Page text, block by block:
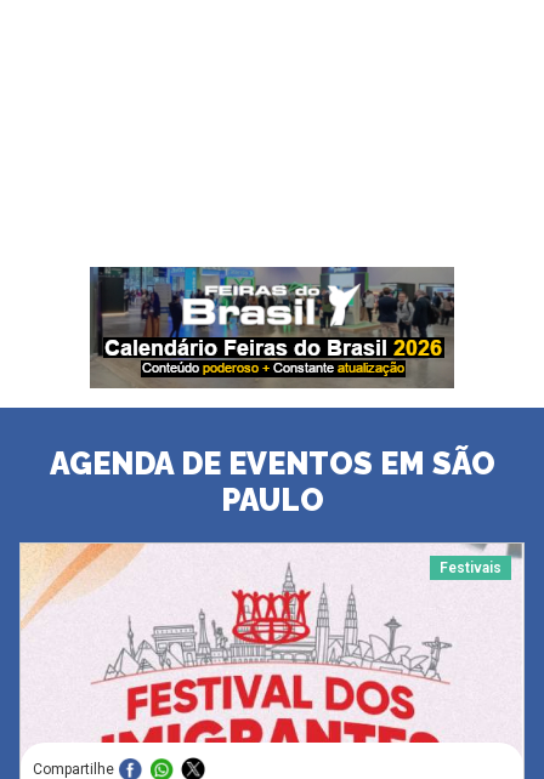
AGENDA DE EVENTOS EM SÃO
PAULO
Festivais
Compartilhe